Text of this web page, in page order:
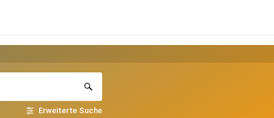
Erweiterte Suche